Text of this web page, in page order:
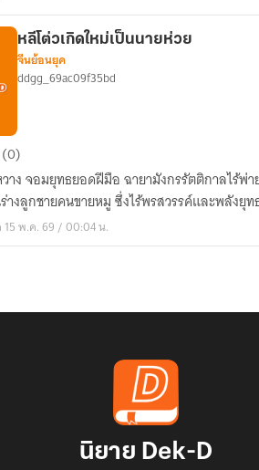
หลีโต่วเกิดใหม่เป็นนายห่วย
จีนย้อนยุค
ddgg_69ac09f35bd
ง จอมยุทธยอดฝีมือ ฉายามังกรรัตติกาลไร้พ่าย ไร้ผู้ต่อก
างลูกชายคนขายหมู ซึ่งไร้พรสวรรค์และพลังยุท
15 พ.ค. 69 / 00:04 น.
นิยาย Dek-D